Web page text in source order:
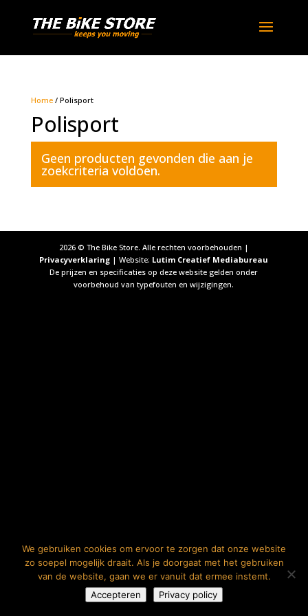
Home/ Polisport
Polisport
Geen producten gevonden die aan je
zoekcriteria voldoen.
2026© The Bike Store. Alle rechten voorbehouden |
Privacyverklaring | Website: Lutim Creatief Mediabureau
De prijzen en specificaties op deze website gelden onder
voorbehoud van typefouten en wijzigingen.
We gebruiken cookies om ervoor te zorgen dat onze website
zo soepel mogelijk draait. Als je doorgaat met het gebruiken
van de website, gaan we er vanuit dat ermee instemt.
Accepteren
Privacy policy